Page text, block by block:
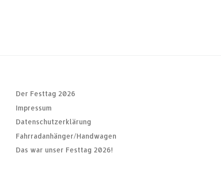
Der Festtag 2026
Impressum
Datenschutzerklärung
Fahrradanhänger/Handwagen
Das war unser Festtag 2026!